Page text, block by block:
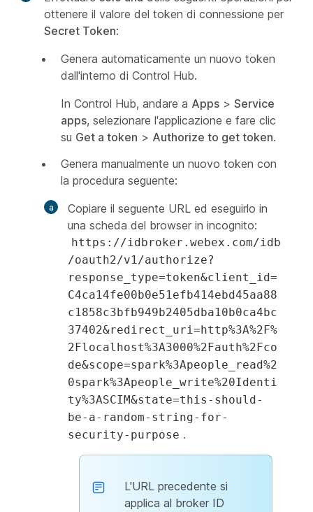
ottenere il valore del token di connessione per
Secret Token:
Genera automaticamente un nuovo token
dall'interno di Control Hub.
In Control Hub, andare a Apps > Service
apps, selezionare l'applicazione e fare clic
su Get a token > Authorize to get token.
Genera manualmente un nuovo token con
la procedura seguente:
Copiare il seguente URL ed eseguirlo in
una scheda del browser in incognito:
https://idbroker.webex.com/idb
/oauth2/v1/authorize?
response_type=token&client_id=
C4ca14fe00b0e51efb414ebd45aa88
c1858c3bfb949b2405dba10b0ca4bc
37402&redirect_uri=http%3A%2F%
2Flocalhost%3A3000%2Fauth%2Fco
de&scope=spark%3Apeople_read%2
0spark%3Apeople_write%20Identi
ty%3ASCIM&state=this-should-
be-a-random-string-for-
security-purpose .
L'URL precedente si
applica al broker ID